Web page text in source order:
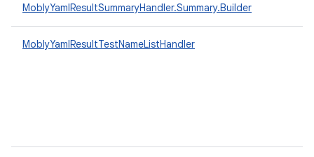
MoblyYamlResultSummaryHandler.Summary.Builder
MoblyYamlResultTestNameListHandler